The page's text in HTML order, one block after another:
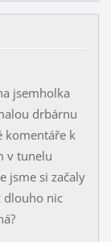
jsemholka
drbárnu
komentáře k
v tunelu
jsme si začaly
dlouho nic